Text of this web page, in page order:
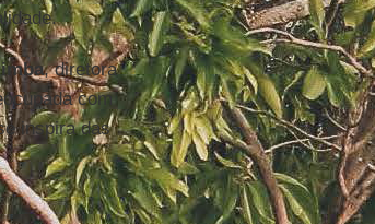
, diretora
com
inspira das